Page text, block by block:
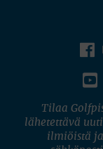
Tilaa
lähetettävä
ilmiöistä